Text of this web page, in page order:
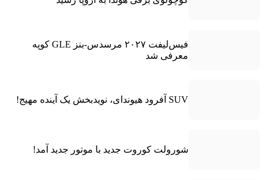
کوچولوی برقی هوندا به اروپا رسید
فیس‌لیفت ۲۰۲۷ مرسدس-بنز GLE کوپه
معرفی شد